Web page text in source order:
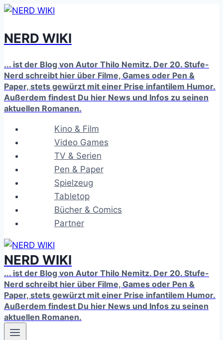
Zum
springen
NERD WIKI
... ist der Blog von Autor Thilo Nemitz. Der 20. Stufe-
Nerd schreibt hier über Filme, Games oder Pen &
Paper, stets gewürzt mit einer Prise infantilem Humor.
Außerdem findest Du hier News und Infos zu seinen
aktuellen Romanen.
Kino & Film
Video Games
TV & Serien
Pen & Paper
Spielzeug
Tabletop
Bücher & Comics
Partner
NERD WIKI
... ist der Blog von Autor Thilo Nemitz. Der 20. Stufe-
Nerd schreibt hier über Filme, Games oder Pen &
Paper, stets gewürzt mit einer Prise infantilem Humor.
Außerdem findest Du hier News und Infos zu seinen
aktuellen Romanen.